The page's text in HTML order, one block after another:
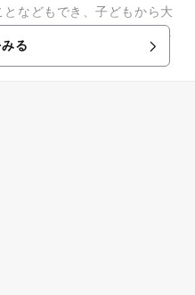
などもでき、子どもから大
い海水浴場で、近年ではシ
る